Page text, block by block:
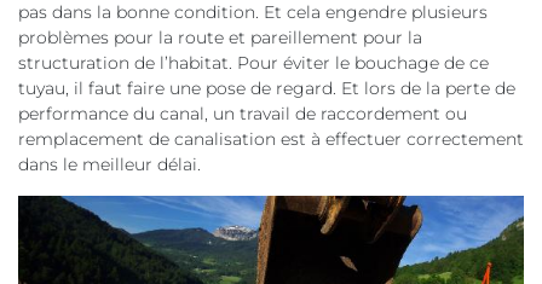
pas dans la bonne condition. Et cela engendre plusieurs
problèmes pour la route et pareillement pour la
structuration de l’habitat. Pour éviter le bouchage de ce
tuyau, il faut faire une pose de regard. Et lors de la perte de
performance du canal, un travail de raccordement ou
remplacement de canalisation est à effectuer correctement
dans le meilleur délai.